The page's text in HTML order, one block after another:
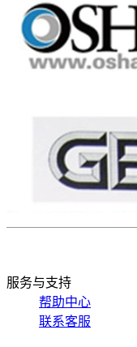
服务与支持
帮助中心
联系客服